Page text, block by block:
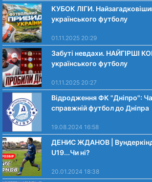
КУБОК ЛІГИ.
українського футболу
01.11.2025 20:29
Забуті невдахи. НАЙГІРШІ
українського футболу
01.11.2025 20:27
Відродження ФК "Дніпро":
справжній футбол до Дніпра
19.08.2024 16:58
ДЕНИС ЖДАНОВ |
U19...Чи нi?
20.01.2024 18:38